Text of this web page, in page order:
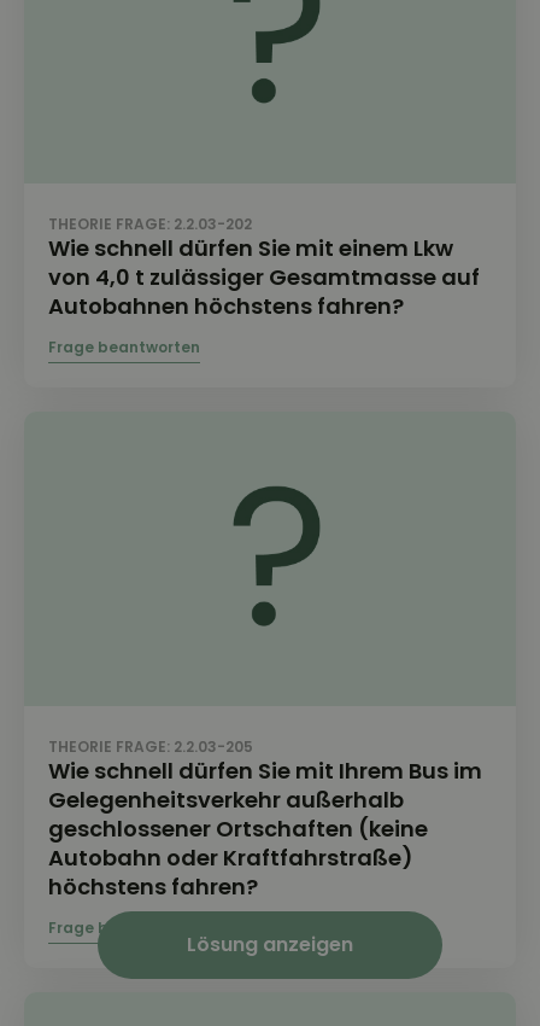
Lösung anzeigen
THEORIE FRAGE: 2.2.03-202
Wie schnell dürfen Sie mit einem Lkw
von 4,0 t zulässiger Gesamtmasse auf
Autobahnen höchstens fahren?
THEORIE FRAGE: 2.2.03-205
Wie schnell dürfen Sie mit Ihrem Bus im
Gelegenheitsverkehr außerhalb
geschlossener Ortschaften (keine
Autobahn oder Kraftfahrstraße)
höchstens fahren?